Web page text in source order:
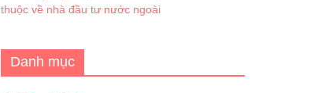
thuộc về nhà đầu tư nước ngoài
Danh mục